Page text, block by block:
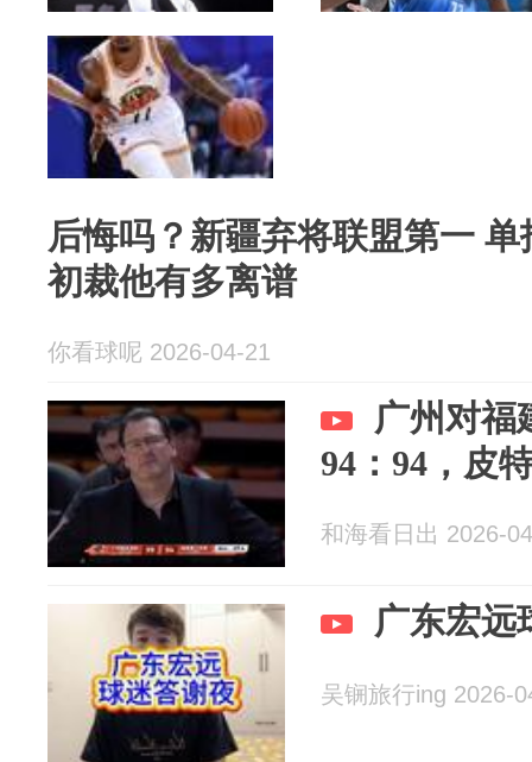
后悔吗？新疆弃将联盟第一
初裁他有多离谱
你看球呢 2026-04-21
广州对福
94：94，皮
和海看日出 2026-
广东宏远
吴锎旅行ing 2026-